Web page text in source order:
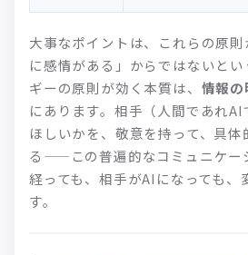
大事なポイントは、これらの原
に感情がある」からではないと
ギーの原則が効く本質は、 情報
にあります。相手（人間であれ
ほしいかを、敬意を持って、具
る——この普遍的なコミュニケー
経っても、相手がAIになっても、
す。